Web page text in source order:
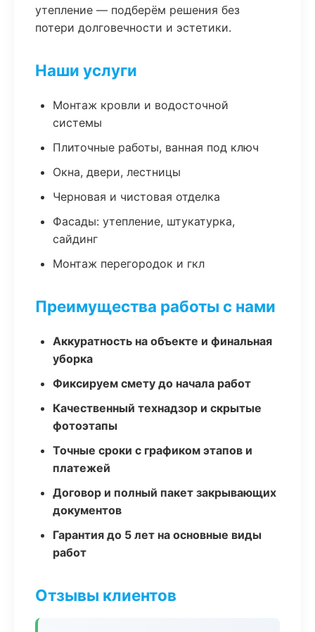
утепление — подберём решения без
потери долговечности и эстетики.
Наши услуги
Монтаж кровли и водосточной
системы
Плиточные работы, ванная под ключ
Окна, двери, лестницы
Черновая и чистовая отделка
Фасады: утепление, штукатурка,
сайдинг
Монтаж перегородок и гкл
Преимущества работы с нами
Аккуратность на объекте и финальная
уборка
Фиксируем смету до начала работ
Качественный технадзор и скрытые
фотоэтапы
Точные сроки с графиком этапов и
платежей
Договор и полный пакет закрывающих
документов
Гарантия до 5 лет на основные виды
работ
Отзывы клиентов